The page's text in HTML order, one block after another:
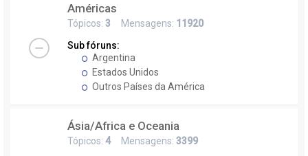
Américas
Tópicos: 3 Mensagens: 11920
Sub fóruns:
Argentina
Estados Unidos
Outros Países da América
Ásia/Africa e Oceania
Tópicos: 4Mensagens: 3399